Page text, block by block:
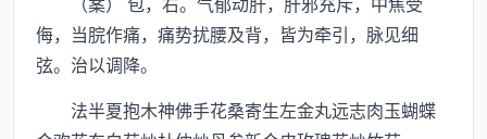
侮，当脘作痛，痛势扰腰及背，皆为牵引，脉见细
弦。治以调降。
法半夏抱木神佛手花桑寄生左金丸远志肉玉蝴蝶